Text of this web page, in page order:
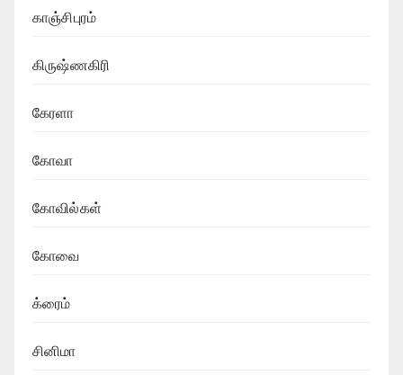
காஞ்சிபுரம்
கிருஷ்ணகிரி
கேரளா
கோவா
கோவில்கள்
கோவை
க்ரைம்
சினிமா